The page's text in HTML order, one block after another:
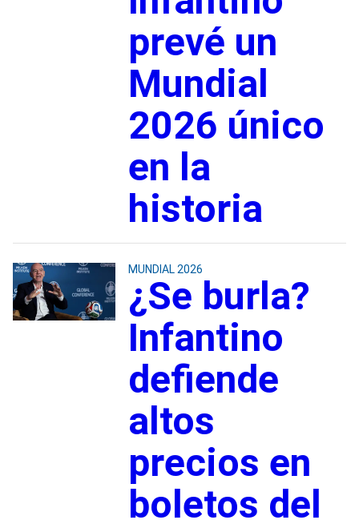
prevé un
Mundial
2026 único
en la
historia
MUNDIAL 2026
¿Se burla?
Infantino
defiende
altos
precios en
boletos del